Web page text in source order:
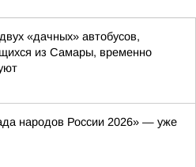
«дачных» автобусов,
из Самары, временно
народов России 2026» — уже